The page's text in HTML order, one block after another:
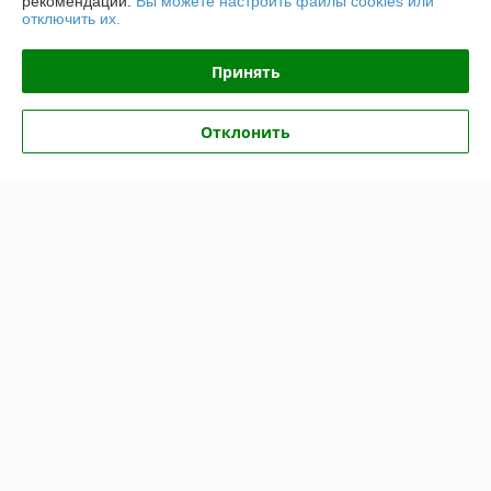
Доставка и оплата
График работы
Полная версия сайта
отключить их.
Принять
Отклонить